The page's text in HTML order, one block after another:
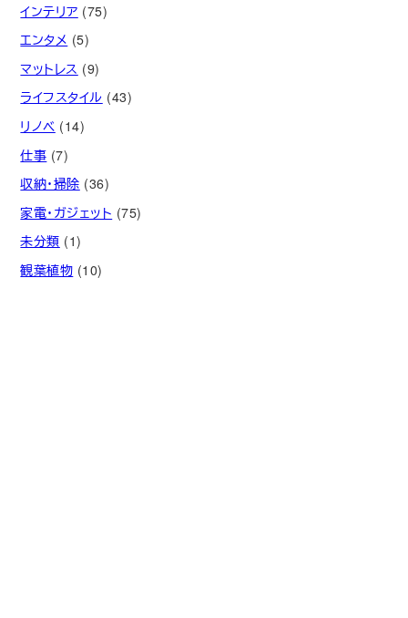
インテリア (75)
エンタメ (5)
マットレス (9)
ライフスタイル (43)
リノベ (14)
仕事 (7)
収納・掃除 (36)
家電・ガジェット (75)
未分類 (1)
観葉植物 (10)